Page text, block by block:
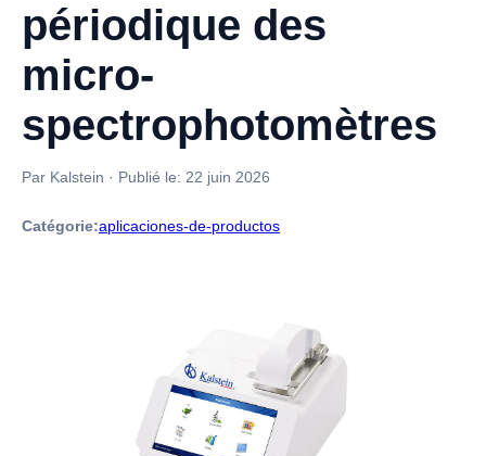
périodique des
micro-
spectrophotomètres
Par Kalstein · Publié le: 22 juin 2026
Catégorie:aplicaciones-de-productos